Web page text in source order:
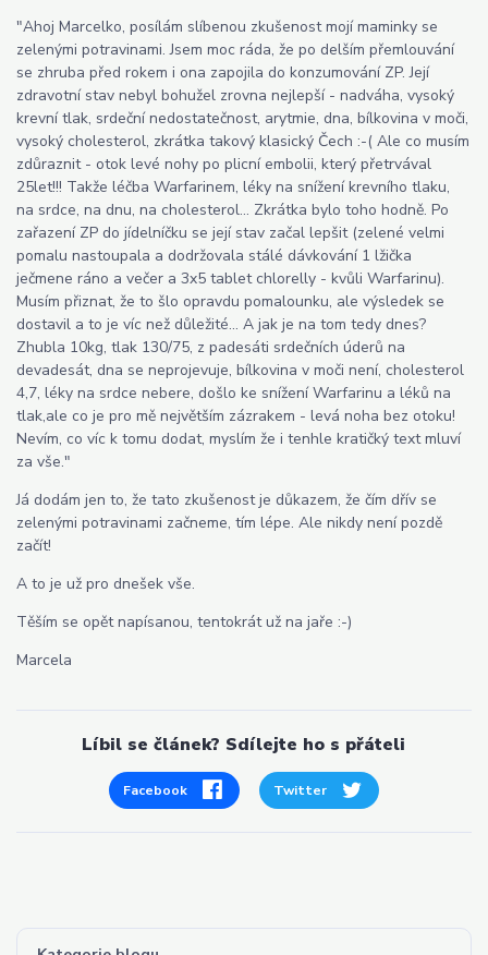
"Ahoj Marcelko, posílám slíbenou zkušenost mojí maminky se
zelenými potravinami. Jsem moc ráda, že po delším přemlouvání
se zhruba před rokem i ona zapojila do konzumování ZP. Její
zdravotní stav nebyl bohužel zrovna nejlepší - nadváha, vysoký
krevní tlak, srdeční nedostatečnost, arytmie, dna, bílkovina v moči,
vysoký cholesterol, zkrátka takový klasický Čech :-( Ale co musím
zdůraznit - otok levé nohy po plicní embolii, který přetrvával
25let!!! Takže léčba Warfarinem, léky na snížení krevního tlaku,
na srdce, na dnu, na cholesterol... Zkrátka bylo toho hodně. Po
zařazení ZP do jídelníčku se její stav začal lepšit (zelené velmi
pomalu nastoupala a dodržovala stálé dávkování 1 lžička
ječmene ráno a večer a 3x5 tablet chlorelly - kvůli Warfarinu).
Musím přiznat, že to šlo opravdu pomalounku, ale výsledek se
dostavil a to je víc než důležité... A jak je na tom tedy dnes?
Zhubla 10kg, tlak 130/75, z padesáti srdečních úderů na
devadesát, dna se neprojevuje, bílkovina v moči není, cholesterol
4,7, léky na srdce nebere, došlo ke snížení Warfarinu a léků na
tlak,ale co je pro mě největším zázrakem - levá noha bez otoku!
Nevím, co víc k tomu dodat, myslím že i tenhle kratičký text mluví
za vše."
Já dodám jen to, že tato zkušenost je důkazem, že čím dřív se
zelenými potravinami začneme, tím lépe. Ale nikdy není pozdě
začít!
A to je už pro dnešek vše.
Těším se opět napísanou, tentokrát už na jaře :-)
Marcela
Líbil se článek? Sdílejte ho s přáteli
Facebook Twitter